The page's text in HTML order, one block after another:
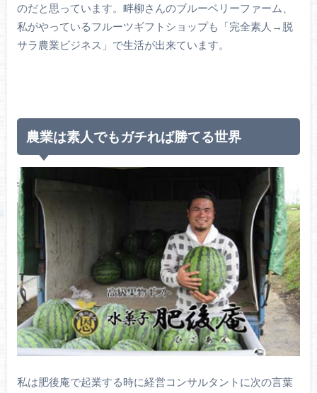
のだと思っています。畔柳さんのブルーベリーファーム、
私がやっているフルーツギフトショップも「完全素人→脱
サラ農業ビジネス」で生活が出来ています。
農業は素人でもガチれば勝てる世界
私は肥後庵で起業する時に経営コンサルタントに次の言葉